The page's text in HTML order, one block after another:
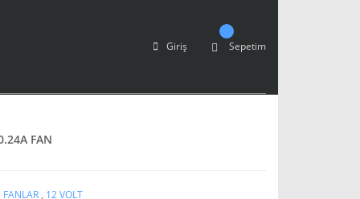
Giriş Sepetim
FAN
FANLAR , 12 VOLT